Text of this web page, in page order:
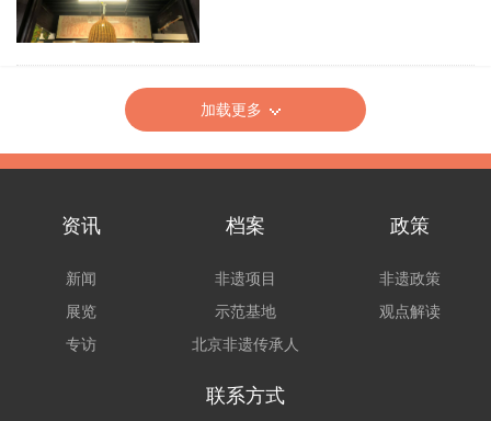
加载更多
资讯
新闻
展览
专访
档案
非遗项目
示范基地
北京非遗传承人
政策
非遗政策
观点解读
联系方式